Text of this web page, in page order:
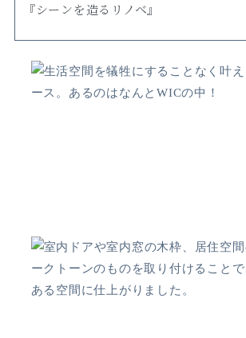
『シーンを造るリノベ』